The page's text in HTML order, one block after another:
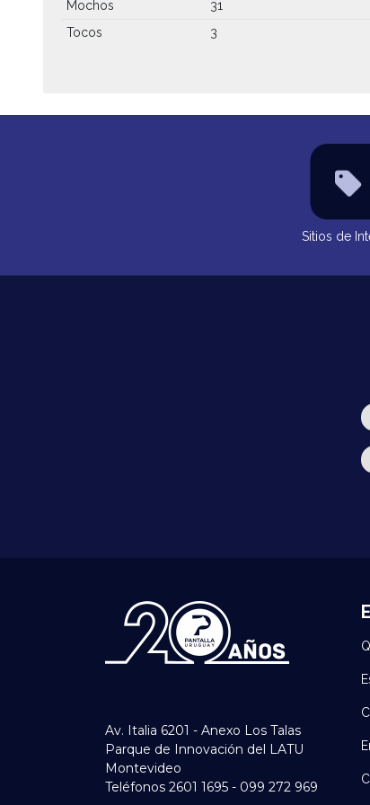
Mochos
31
Tocos
3
Sitios de
Av. Italia 6201 - Anexo Los Talas
Parque de Innovación del LATU
Montevideo
Teléfonos 2601 1695 - 099 272 969